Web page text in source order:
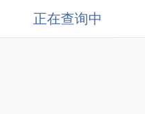
正在查询中